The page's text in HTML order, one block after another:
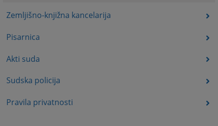
Zemljišno-knjižna kancelarija
Pisarnica
Akti suda
Sudska policija
Pravila privatnosti